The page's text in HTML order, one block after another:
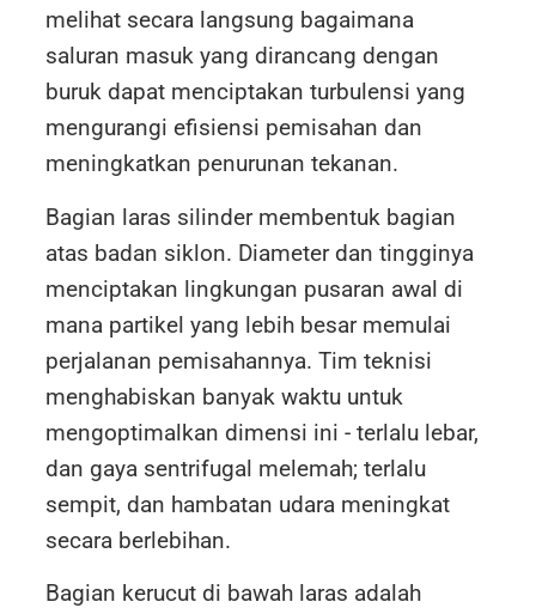
melihat secara langsung bagaimana
saluran masuk yang dirancang dengan
buruk dapat menciptakan turbulensi yang
mengurangi efisiensi pemisahan dan
meningkatkan penurunan tekanan.
Bagian laras silinder membentuk bagian
atas badan siklon. Diameter dan tingginya
menciptakan lingkungan pusaran awal di
mana partikel yang lebih besar memulai
perjalanan pemisahannya. Tim teknisi
menghabiskan banyak waktu untuk
mengoptimalkan dimensi ini - terlalu lebar,
dan gaya sentrifugal melemah; terlalu
sempit, dan hambatan udara meningkat
secara berlebihan.
Bagian kerucut di bawah laras adalah